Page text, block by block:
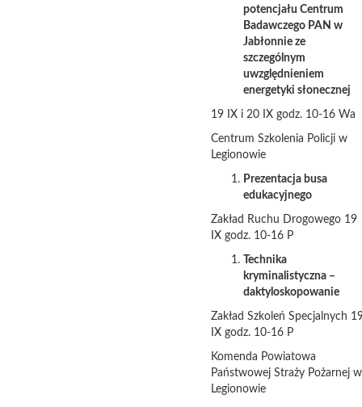
potencjału Centrum
Badawczego PAN w
Jabłonnie ze
szczególnym
uwzględnieniem
energetyki słonecznej
19 IX i 20 IX godz. 10-16 Wa
Centrum Szkolenia Policji w
Legionowie
Prezentacja busa
edukacyjnego
Zakład Ruchu Drogowego 19
IX godz. 10-16 P
Technika
kryminalistyczna –
daktyloskopowanie
Zakład Szkoleń Specjalnych
IX godz. 10-16 P
Komenda Powiatowa
Państwowej Straży Pożarnej w
Legionowie